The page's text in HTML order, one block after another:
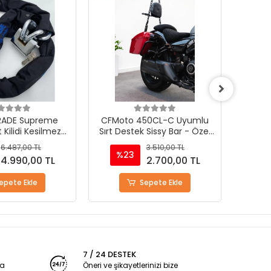
C Uyumlu
Sissy Bar - Özel
3.510,00 TL
2.700,00 TL
Ekle
(1)
Mondial Nevada 250 Direkt
Uyumlu Ayak Pegi - Özel
Tasarım
%23
2.405,00 TL
1.850,00 TL
Stokta Yok
7 / 24 DESTEK
Öneri ve şikayetlerinizi bize